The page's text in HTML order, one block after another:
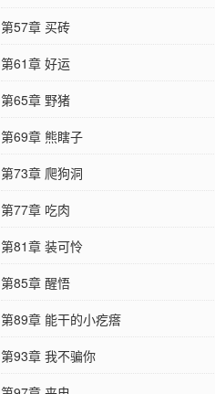
第57章 买砖
第61章 好运
第65章 野猪
第69章 熊瞎子
第73章 爬狗洞
第77章 吃肉
第81章 装可怜
第85章 醒悟
第89章 能干的小疙瘩
第93章 我不骗你